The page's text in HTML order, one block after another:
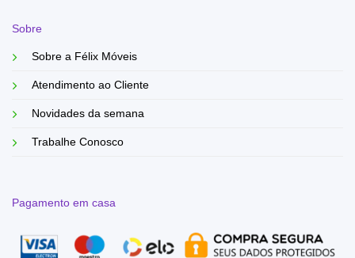
Sobre
Sobre a Félix Móveis
Atendimento ao Cliente
Novidades da semana
Trabalhe Conosco
Pagamento em casa